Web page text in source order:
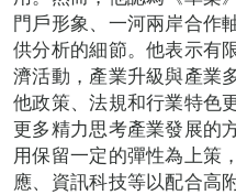
門戶形象、一河兩岸合作
供分析的細節。他表示有
濟活動，產業升級與產業
他政策、法規和行業特色
更多精力思考產業發展的
用保留一定的彈性為上策
應、資訊科技等以配合高